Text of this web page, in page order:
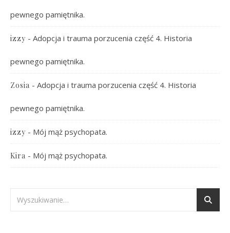
pewnego pamiętnika.
izzy - Adopcja i trauma porzucenia część 4. Historia
pewnego pamiętnika.
Zosia - Adopcja i trauma porzucenia część 4. Historia
pewnego pamiętnika.
izzy - Mój mąż psychopata.
Kira - Mój mąż psychopata.